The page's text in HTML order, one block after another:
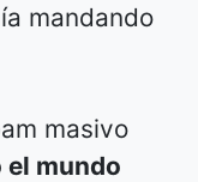
mandando
masivo
mundo